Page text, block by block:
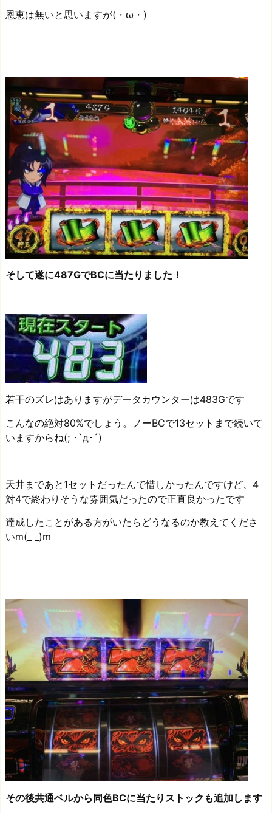
恩恵は無いと思いますが(・ω・)
そして遂に487GでBCに当たりました！
若干のズレはありますがデータカウンターは483Gです
こんなの絶対80%でしょう。ノーBCで13セットまで続いて
いますからね(; ･`д･´)
天井まであと1セットだったんで惜しかったんですけど、4
対4で終わりそうな雰囲気だったので正直良かったです
達成したことがある方がいたらどうなるのか教えてくださ
いm(_ _)m
その後共通ベルから同色BCに当たりストックも追加します